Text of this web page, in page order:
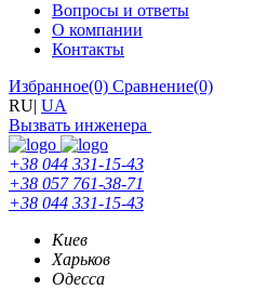
Вопросы и ответы
О компании
Контакты
Избранное(0) Сравнение(0)
RU| UA
Вызвать инженера
+38 044 331-15-43
+38 057 761-38-71
+38 044 331-15-43
Киев
Харьков
Одесса